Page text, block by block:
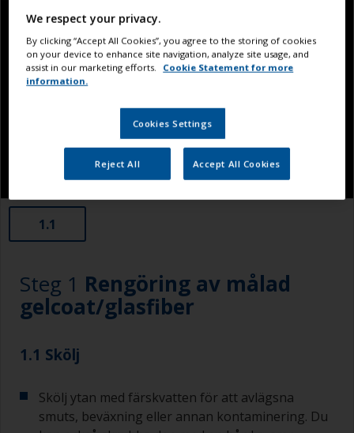
1.1
Steg 1 Rengöring av målad
gelcoat/glasfiber
1.1 Skölj
Skölj ytan med färskvatten för att avlägsna
smuts, beväxning eller annan kontaminering. Du
We respect your privacy.
By clicking “Accept All Cookies”, you agree to the storing of cookies
on your device to enhance site navigation, analyze site usage, and
assist in our marketing efforts.
Cookie Statement for more
information.
Cookies Settings
Reject All Accept All Cookies